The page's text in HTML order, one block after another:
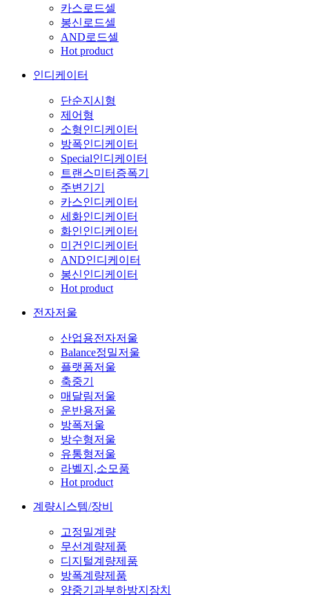
카스로드셀
봉신로드셀
AND로드셀
Hot product
인디케이터
단순지시형
제어형
소형인디케이터
방폭인디케이터
Special인디케이터
트랜스미터증폭기
주변기기
카스인디케이터
세화인디케이터
화인인디케이터
미건인디케이터
AND인디케이터
봉신인디케이터
Hot product
전자저울
산업용전자저울
Balance정밀저울
플랫폼저울
축중기
매달림저울
운반용저울
방폭저울
방수형저울
유통형저울
라벨지,소모품
Hot product
계량시스템/장비
고정밀계량
무선계량제품
디지털계량제품
방폭계량제품
양중기과부하방지장치